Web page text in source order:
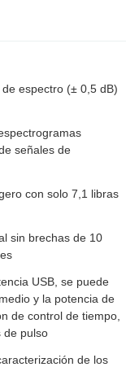
espectro (± 0,5 dB)
señales de
con solo 7,1 libras
sin brechas de 10
USB, se puede
y la potencia de
de control de tiempo,
de pulso
de los